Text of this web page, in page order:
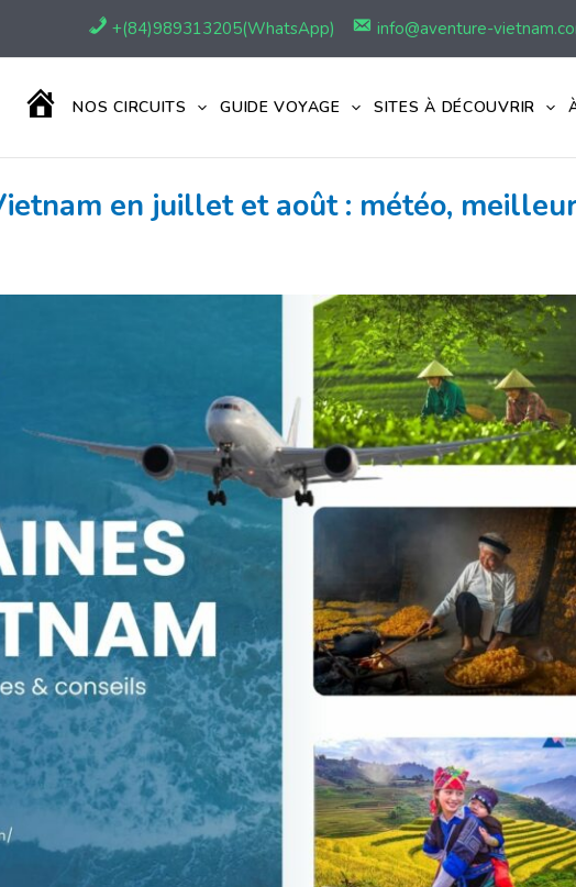
+(84)989313205(WhatsApp) info@aventure-
U
I
L
NOS CIRCUITS GUIDE VOYAGE SITES À DÉCOUVRIR
en juillet et août : météo,